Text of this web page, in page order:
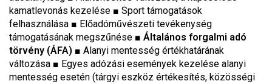
kamatlevonás kezelése ■ Sport támogatások
felhasználása ■ Előadóművészeti tevékenység
támogatásának megszűnése ■ Általános forgalmi adó
törvény (ÁFA) ■ Alanyi mentesség értékhatárának
változása ■ Egyes adózási események kezelése alanyi
mentesség esetén (tárgyi eszköz értékesítés, közösségi